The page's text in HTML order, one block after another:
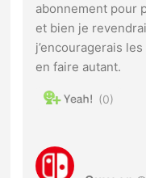
abonnement pour
et bien je
j’encouragerais
en faire autant.
0